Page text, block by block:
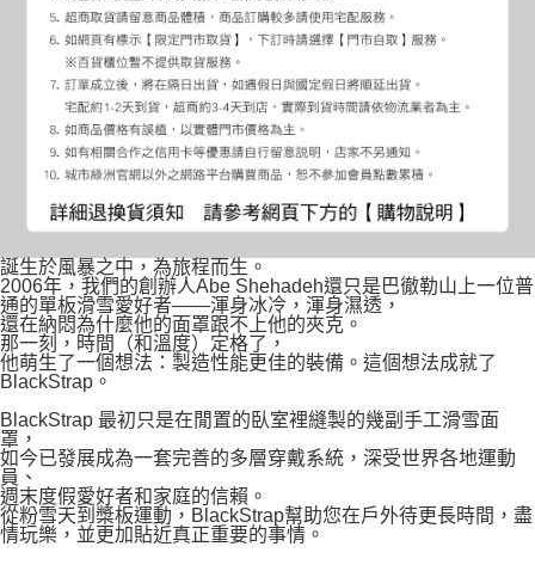
誕生於風暴之中，為旅程而生。
2006年，我們的創辦人Abe Shehadeh還只是巴徹勒山上一位普
通的單板滑雪愛好者——渾身冰冷，渾身濕透，
還在納悶為什麼他的面罩跟不上他的夾克。
那一刻，時間（和溫度）定格了，
他萌生了一個想法：製造性能更佳的裝備。這個想法成就了
BlackStrap。
BlackStrap 最初只是在閒置的臥室裡縫製的幾副手工滑雪面
罩，
如今已發展成為一套完善的多層穿戴系統，深受世界各地運動
員、
週末度假愛好者和家庭的信賴。
從粉雪天到槳板運動，BlackStrap幫助您在戶外待更長時間，盡
情玩樂，並更加貼近真正重要的事情。